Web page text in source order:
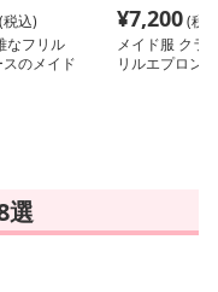
(税込)
なフリル
のメイド
¥7,200(税
メイド服 クラ
リルエプロン
選